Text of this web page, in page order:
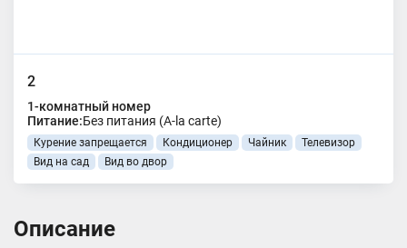
2
1-комнатный номер
Питание:Без питания (A-la carte)
Курение запрещается Кондиционер Чайник
Телевизор
Вид на сад
Вид во двор
Описание